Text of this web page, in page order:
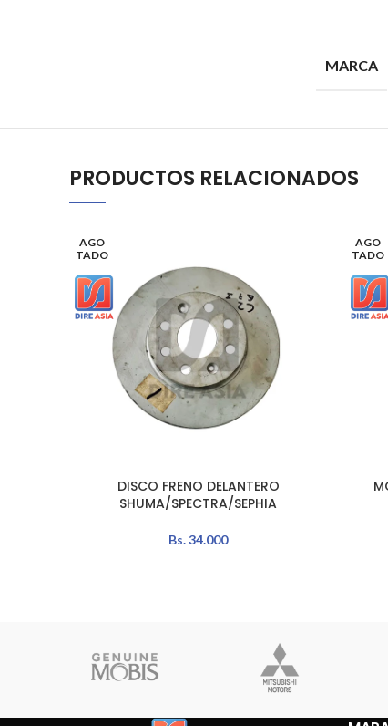
MARCA
PRODUCTOS RELACIONADOS
AGO
TADO
LEER MÁSDISCO FRENO DELANTERO
SHUMA/SPECTRA/SEPHIA
Bs.34.000
AGO
TADO
LEER